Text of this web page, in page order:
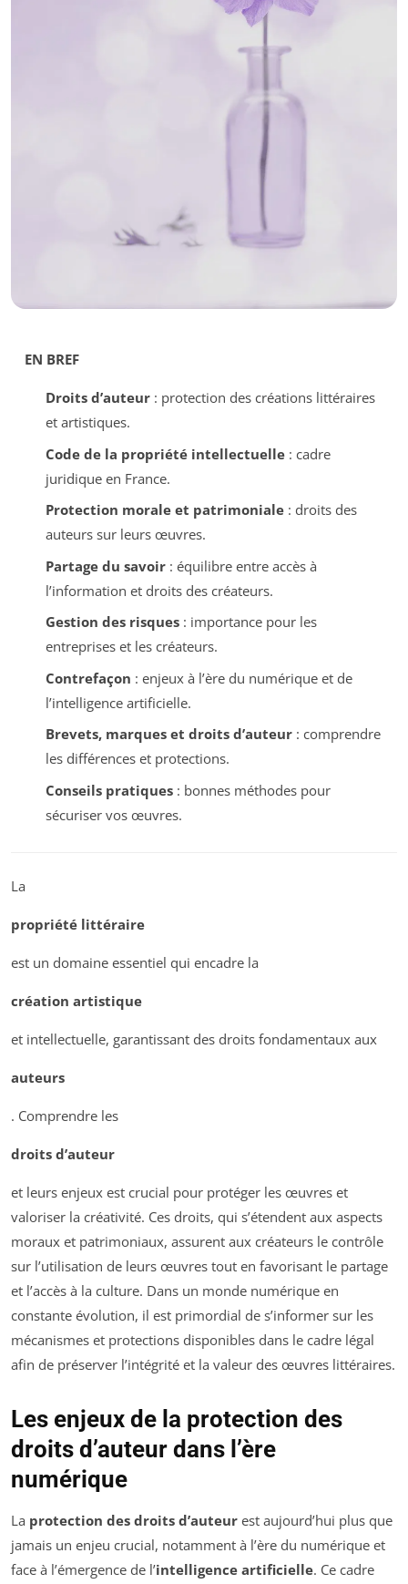
EN BREF
Droits d’auteur: protection des créations littéraires
et artistiques.
Code de la propriété intellectuelle: cadre
juridique en France.
Protection morale et patrimoniale: droits des
auteurs sur leurs œuvres.
Partage du savoir: équilibre entre accès à
l’information et droits des créateurs.
Gestion des risques: importance pour les
entreprises et les créateurs.
Contrefaçon : enjeux à l’ère du numérique et de
l’intelligence artificielle.
Brevets, marques et droits d’auteur: comprendre
les différences et protections.
Conseils pratiques: bonnes méthodes pour
sécuriser vos œuvres.
La
propriété littéraire
est un domaine essentiel qui encadre la
création artistique
et intellectuelle, garantissant des droits fondamentaux aux
auteurs
. Comprendre les
droits d’auteur
et leurs enjeux est crucial pour protéger les œuvres et
valoriser la créativité. Ces droits, qui s’étendent aux aspects
moraux et patrimoniaux, assurent aux créateurs le contrôle
sur l’utilisation de leurs œuvres tout en favorisant le partage
et l’accès à la culture. Dans un monde numérique en
constante évolution, il est primordial de s’informer sur les
mécanismes et protections disponibles dans le cadre légal
afin de préserver l’intégrité et la valeur des œuvres littéraires.
Les enjeux de la protection des
droits d’auteur dans l’ère
numérique
La protection des droits d’auteur est aujourd’hui plus que
jamais un enjeu crucial, notamment à l’ère du numérique et
face à l’émergence de l’intelligence artificielle. Ce cadre